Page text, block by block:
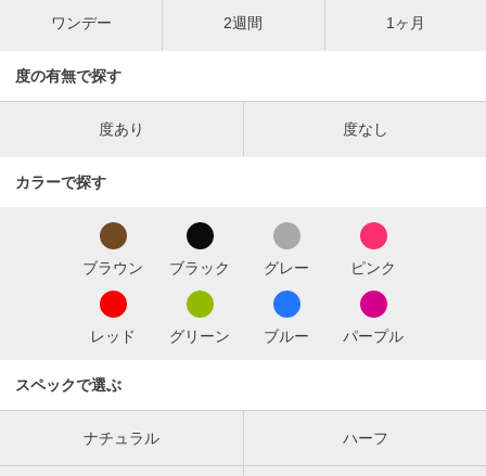
ワンデー 2週間 1ヶ月
度の有無で探す
度あり 度なし
カラーで探す
ブラウン ブラック グレー ピンク
レッド グリーン ブルー パープル
スペックで選ぶ
ナチュラル ハーフ